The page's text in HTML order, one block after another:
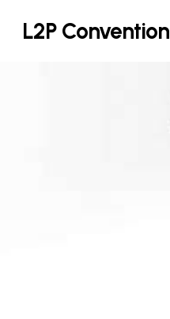
L2P Convention